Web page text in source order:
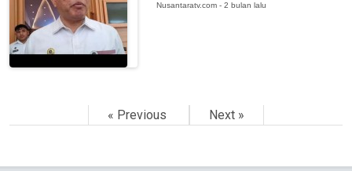
Nusantaratv.com - 2 bulan lalu
« Previous Next »